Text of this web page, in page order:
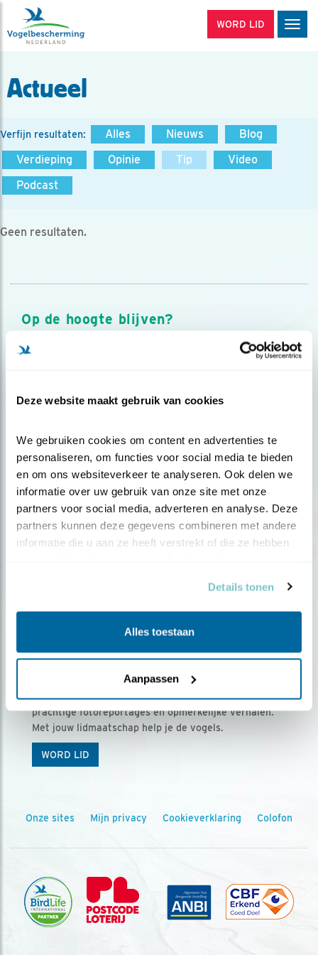
Deze website maakt gebruik van cookies
We gebruiken cookies om content en advertenties te
personaliseren, om functies voor social media te bieden
en om ons websiteverkeer te analyseren. Ook delen we
informatie over uw gebruik van onze site met onze
partners voor social media, adverteren en analyse. Deze
partners kunnen deze gegevens combineren met andere
informatie die u aan ze heeft verstrekt of die ze hebben
Details tonen
Alles toestaan
Aanpassen
WORD LID
Actueel
Verfijn resultaten: Alles Nieuws
Blog
Verdieping
Opinie Tip
Video
Podcast
Geen resultaten.
Op de hoogte blijven?
Meld je aan en ontvang nieuws, inspiratie, acties en tips
over vogels en activiteiten van Vogelbescherming.
Ontvang 5 x Vogels voor € 36,00 per jaar
Vogels is het tijdschrift voor onze leden, met
prachtige fotoreportages en opmerkelijke verhalen.
Met jouw lidmaatschap help je de vogels.
WORD LID
Onze sites Mijn privacy Cookieverklaring Colofon